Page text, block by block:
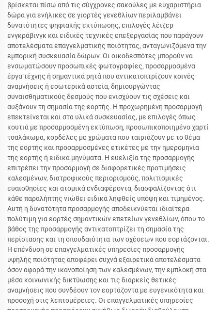
βρίσκεται πίσω από τις σύγχρονες σακούλες με ευχαριστήρια
δώρα για ενήλικες σε γιορτές γενεθλίων περιλαμβάνει
δυνατότητες ψηφιακής εκτύπωσης, επιλογές λέιζερ
ενγκράβινγκ και ειδικές τεχνικές επεξεργασίας που παράγουν
αποτελέσματα επαγγελματικής ποιότητας, ανταγωνιζόμενα την
εμπορική συσκευασία δώρων. Οι οικοδεσπότες μπορούν να
ενσωματώσουν προσωπικές φωτογραφίες, προσαρμοσμένα
έργα τέχνης ή σημαντικά ρητά που αντικατοπτρίζουν κοινές
αναμνήσεις ή εσωτερικά αστεία, δημιουργώντας
συναισθηματικούς δεσμούς που ενισχύουν τις σχέσεις και
αυξάνουν τη σημασία της εορτής. Η προχωρημένη προσαρμογή
επεκτείνεται και στα υλικά συσκευασίας, με επιλογές όπως
κουτιά με προσαρμοσμένη εκτύπωση, προσωπικοποιημένο χαρτί
τσαλάκωμα, κορδέλες με χρώματα που ταιριάζουν με το θέμα
της εορτής και προσαρμοσμένες ετικέτες με την ημερομηνία
της εορτής ή ειδικά μηνύματα. Η ευελιξία της προσαρμογής
επιτρέπει την προσαρμογή σε διαφορετικές προτιμήσεις
καλεσμένων, διατροφικούς περιορισμούς, πολιτισμικές
ευαισθησίες και ατομικά ενδιαφέροντα, διασφαλίζοντας ότι
κάθε παραλήπτης νιώθει ειδικά ληφθείς υπόψη και τιμημένος.
Αυτή η δυνατότητα προσαρμογής αποδεικνύεται ιδιαίτερα
πολύτιμη για εορτές σημαντικών επετείων γενεθλίων, όπου το
βάθος της προσαρμογής αντικατοπτρίζει τη σημασία της
περίστασης και τη σπουδαιότητα των σχέσεων που εορτάζονται.
Η επένδυση σε επαγγελματικές υπηρεσίες προσαρμογής
υψηλής ποιότητας αποφέρει συχνά εξαιρετικά αποτελέσματα
όσον αφορά την ικανοποίηση των καλεσμένων, την εμπλοκή στα
μέσα κοινωνικής δικτύωσης και τις διαρκείς θετικές
αναμνήσεις που συνδέουν τον εορτάζοντα με ευγενικότητα και
προσοχή στις λεπτομέρειες. Οι επαγγελματικές υπηρεσίες